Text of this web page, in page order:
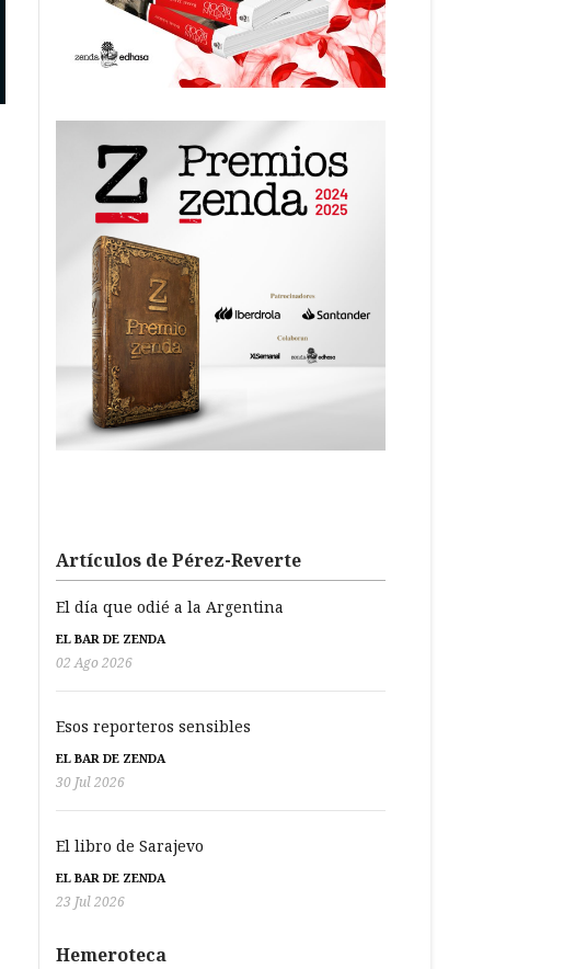
Artículos de Pérez-Reverte
El día que odié a la Argentina
EL BAR DE ZENDA
02 Ago 2026
Esos reporteros sensibles
EL BAR DE ZENDA
30 Jul 2026
El libro de Sarajevo
EL BAR DE ZENDA
23 Jul 2026
Hemeroteca